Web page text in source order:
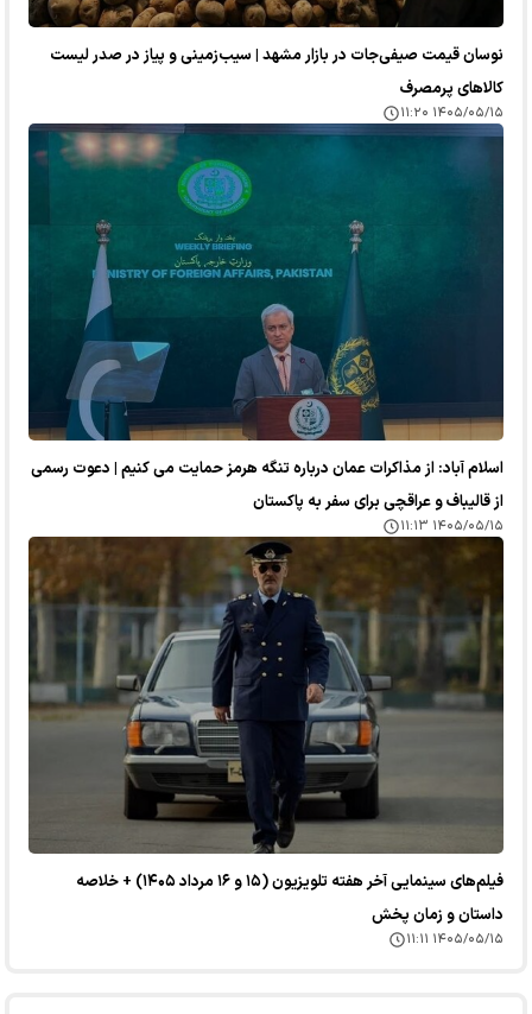
نوسان قیمت صیفی‌جات در بازار مشهد | سیب‌زمینی و پیاز در صدر لیست
کالا‌های پرمصرف
۱۴۰۵/۰۵/۱۵ ۱۱:۲۰
اسلام آباد: از مذاکرات عمان درباره تنگه هرمز حمایت می کنیم | دعوت رسمی
از قالیباف و عراقچی برای سفر به پاکستان
۱۴۰۵/۰۵/۱۵ ۱۱:۱۳
فیلم‌های سینمایی آخر هفته تلویزیون (۱۵ و ۱۶ مرداد ۱۴۰۵) + خلاصه
داستان و زمان پخش
۱۴۰۵/۰۵/۱۵ ۱۱:۱۱